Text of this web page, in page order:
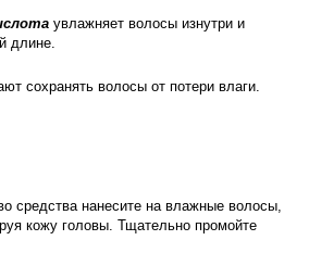
увлажняет волосы изнутри и
длине.
сохранять волосы от потери влаги.
средства нанесите на влажные волосы,
кожу головы. Тщательно промойте